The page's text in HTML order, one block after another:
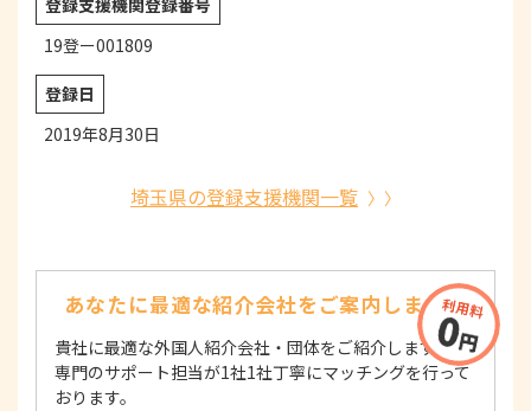
登録支援機関登録番号
19登ー001809
登録日
2019年8月30日
埼玉県の登録支援機関一覧
あなたに最適な紹介会社をご案内します！
貴社に最適な外国人紹介会社・団体をご紹介します！
専門のサポート担当が1社1社丁寧にマッチングを行って
おります。